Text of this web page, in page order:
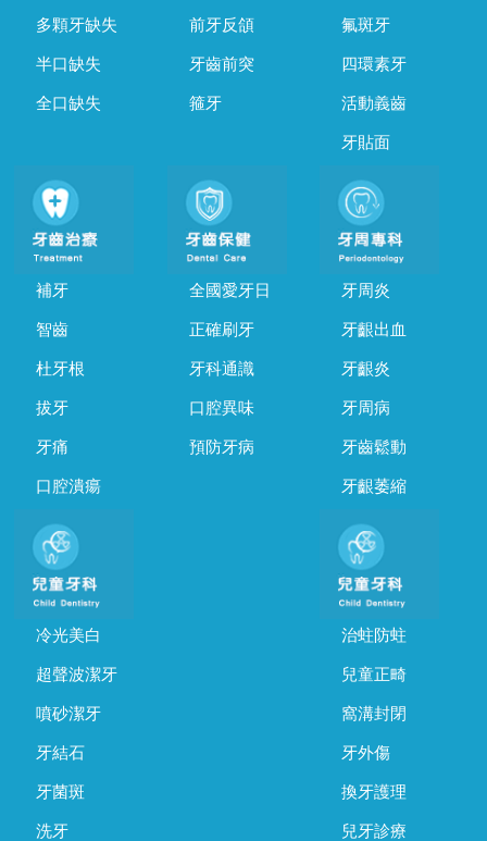
多顆牙缺失
半口缺失
全口缺失
前牙反頜
牙齒前突
箍牙
氟斑牙
四環素牙
活動義齒
牙貼面
補牙
智齒
杜牙根
拔牙
牙痛
口腔潰瘍
全國愛牙日
正確刷牙
牙科通識
口腔異味
預防牙病
牙周炎
牙齦出血
牙齦炎
牙周病
牙齒鬆動
牙齦萎縮
冷光美白
超聲波潔牙
噴砂潔牙
牙結石
牙菌斑
洗牙
治蛀防蛀
兒童正畸
窩溝封閉
牙外傷
換牙護理
兒牙診療